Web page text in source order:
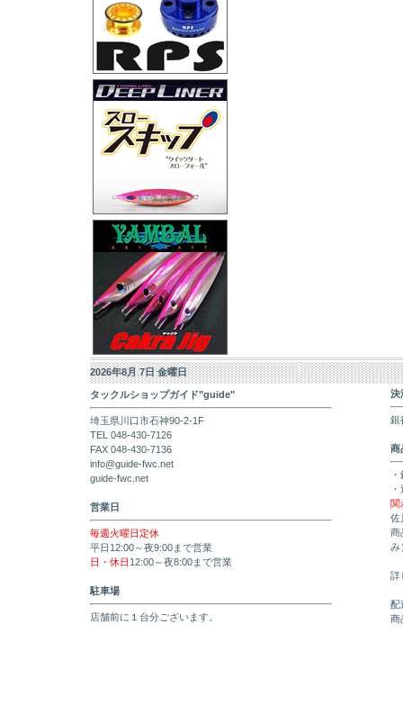
2026年8月 7日 金曜日
タックルショップガイド"guide"
埼玉県川口市石神90-2-1F
TEL 048-430-7126
FAX 048-430-7136
info@guide-fwc.net
guide-fwc.net
営業日
毎週火曜日定休
平日12:00～夜9:00まで営業
日・休日 12:00～夜8:00まで営業
駐車場
店舗前に１台分ございます。
決
銀
商
関
佐
商
み
詳
配
商